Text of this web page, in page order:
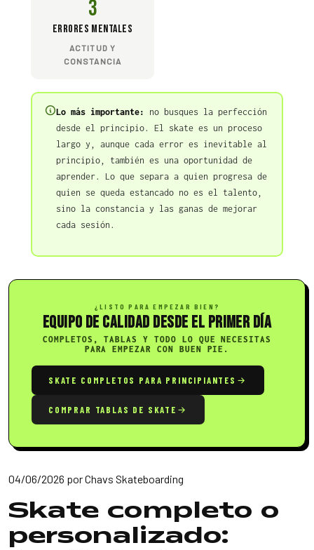
3
Errores mentales
ACTITUD Y
CONSTANCIA
Lo más importante:
no busques la perfección
desde el principio. El skate es un proceso
largo y, aunque cada error es inevitable al
principio, también es una oportunidad de
aprender. Lo que separa a quien progresa de
quien se queda estancado no es el talento,
sino la constancia y las ganas de mejorar
cada sesión.
¿LISTO PARA EMPEZAR BIEN?
EQUIPO DE CALIDAD DESDE EL PRIMER DÍA
COMPLETOS, TABLAS Y TODO LO QUE NECESITAS
PARA EMPEZAR CON BUEN PIE.
SKATE COMPLETOS PARA PRINCIPIANTES
COMPRAR TABLAS DE SKATE
Skate completo o
personalizado:
04/06/2026 porChavs Skateboarding